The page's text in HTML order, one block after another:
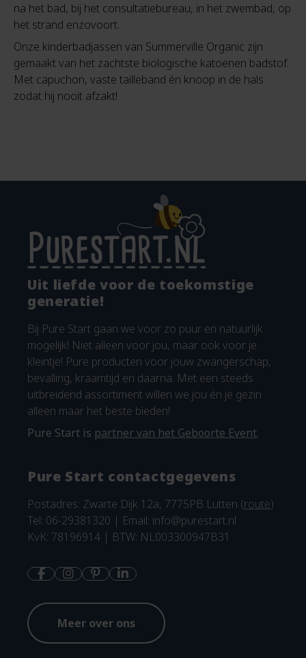
na het bad, bij het consultatiebureau, in het zwembad, op
het strand enzovoort.
Onze kinderbadjassen van Summerville Organic zijn
gemaakt van het zachtste biologische katoenen badstof.
Met capuchon, vaste tailleband én knoop in de hals
zodat hij nooit afzakt!
Uit liefde voor de toekomstige
generatie!
Bij Pure Start gaan we voor zo puur en natuurlijk
mogelijk! Niet alleen voor jou, maar ook voor je
kleintje! Pure producten voor jouw zwangerschap,
bevalling, kraamtijd en daarna. Met een steeds
uitbreidend assortiment willen we jou én je gezin
alleen maar het beste bieden!
Pure Start is partner van het Geboorte Event.
Pure Start contactgegevens
Postadres: Zwarte Dijk 12a, 7775PB Lutten (route)
Tel: 06-29381320 | Email: info@purestart.nl
KvK: 78196914 | BTW: NL003300947B31
Meer over ons